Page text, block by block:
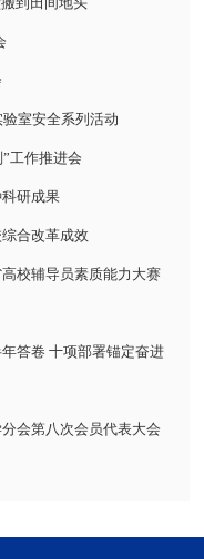
到田间地头
室安全系列活动
工作推进会
研成果
合改革成效
校辅导员素质能力大赛
答卷 十项部署锚定奋进
会第八次会员代表大会